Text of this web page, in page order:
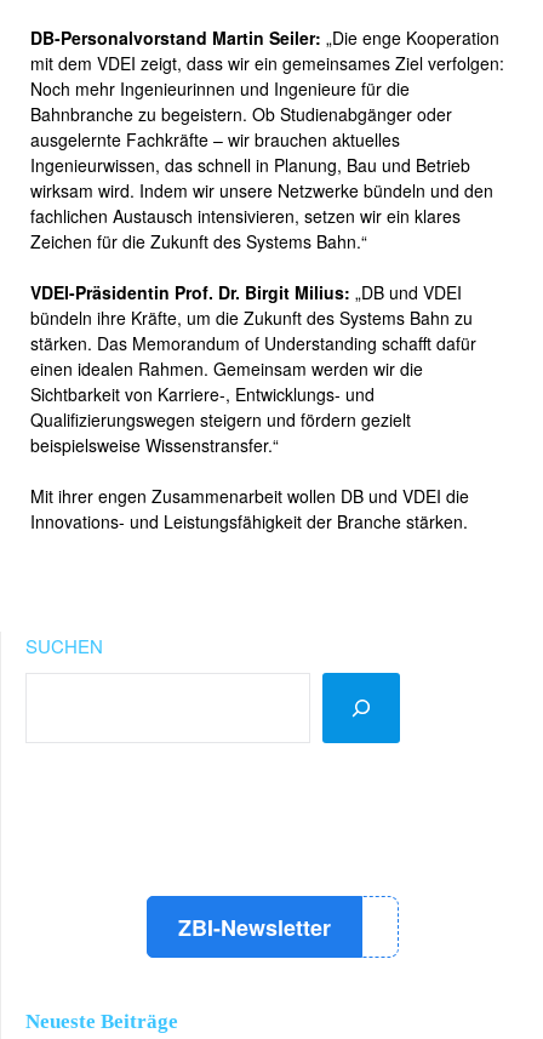
DB-Personalvorstand Martin Seiler: „Die enge Kooperation
mit dem VDEI zeigt, dass wir ein gemeinsames Ziel verfolgen:
Noch mehr Ingenieurinnen und Ingenieure für die
Bahnbranche zu begeistern. Ob Studienabgänger oder
ausgelernte Fachkräfte – wir brauchen aktuelles
Ingenieurwissen, das schnell in Planung, Bau und Betrieb
wirksam wird. Indem wir unsere Netzwerke bündeln und den
fachlichen Austausch intensivieren, setzen wir ein klares
Zeichen für die Zukunft des Systems Bahn.“
VDEI-Präsidentin Prof. Dr. Birgit Milius: „DB und VDEI
bündeln ihre Kräfte, um die Zukunft des Systems Bahn zu
stärken. Das Memorandum of Understanding schafft dafür
einen idealen Rahmen. Gemeinsam werden wir die
Sichtbarkeit von Karriere-, Entwicklungs- und
Qualifizierungswegen steigern und fördern gezielt
beispielsweise Wissenstransfer.“
Mit ihrer engen Zusammenarbeit wollen DB und VDEI die
Innovations- und Leistungsfähigkeit der Branche stärken.
SUCHEN
ZBI-Newsletter
Neueste Beiträge